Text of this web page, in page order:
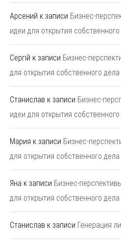
Арсений к записи Бизнес-
идеи для открытия
Сергій к записи Бизнес-
для открытия собственного дела
Станислав к записи Бизнес-
идеи для открытия
Мария к записи Бизнес-
для открытия собственного дела
Яна к записи Бизнес-
для открытия собственного дела
Станислав к записи Генерация